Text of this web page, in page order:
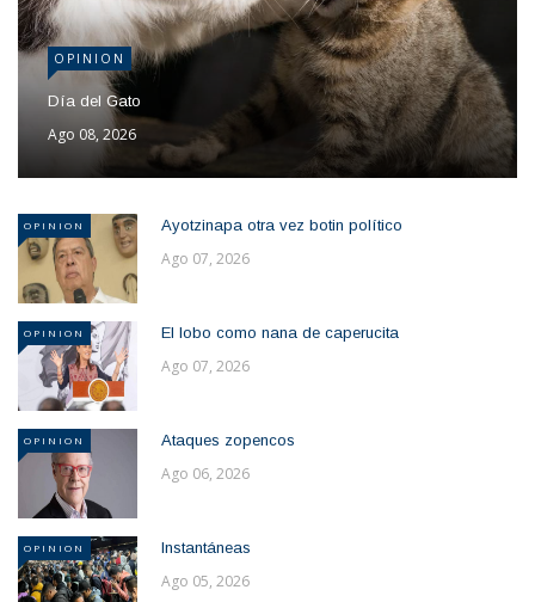
OPINION
Día del Gato
Ago 08, 2026
OPINION Ayotzinapa otra vez botin político
Ago 07, 2026
OPINION El lobo como nana de caperucita
Ago 07, 2026
OPINION Ataques zopencos
Ago 06, 2026
OPINION Instantáneas
Ago 05, 2026